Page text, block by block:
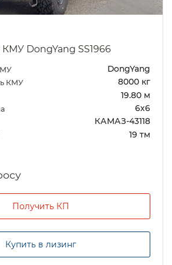
DongYang SS1966
DongYang
КМУ 8000 кг
19.80 м
6х6
КАМАЗ-43118
19 тм
Получить КП
Купить в лизинг